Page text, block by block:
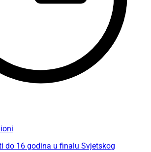
do 16 godina u finalu Svjetskog